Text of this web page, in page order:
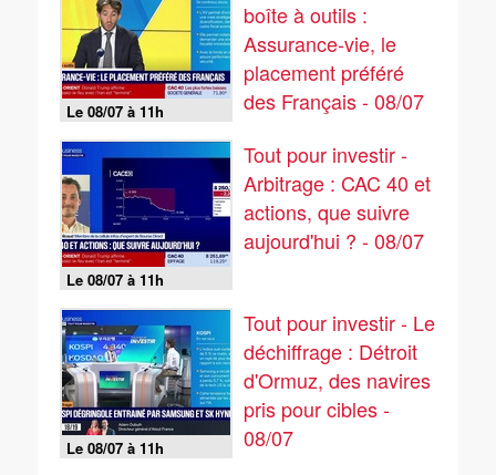
Le 08/07 à 11h
boîte à outils :
Assurance-vie, le
placement préféré
des Français - 08/07
Le 08/07 à 11h
Tout pour investir -
Arbitrage : CAC 40 et
actions, que suivre
aujourd'hui ? - 08/07
Le 08/07 à 11h
Tout pour investir - Le
déchiffrage : Détroit
d'Ormuz, des navires
pris pour cibles -
08/07